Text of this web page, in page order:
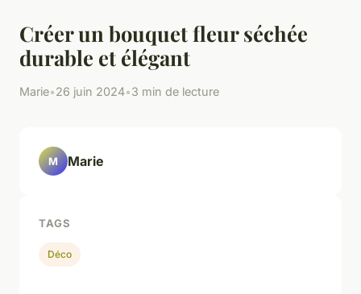
Créer un bouquet fleur séchée
durable et élégant
Marie•26 juin 2024•3 min de lecture
M Marie
TAGS
Déco